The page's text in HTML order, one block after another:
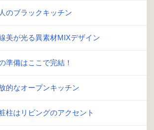
のブラックキッチン
美が光る異素材MIXデザイン
準備はここで完結！
的なオープンキッチン
柱はリビングのアクセント